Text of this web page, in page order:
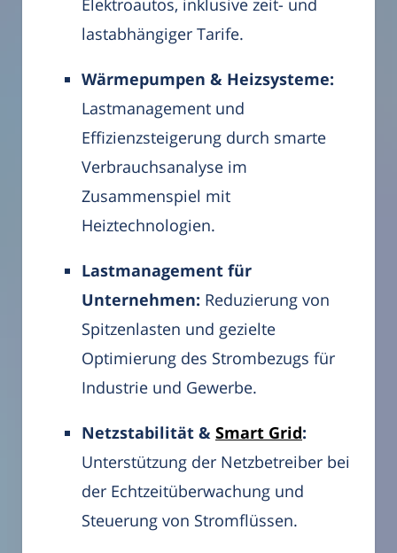
Elektroautos, inklusive zeit- und
lastabhängiger Tarife.
Wärmepumpen & Heizsysteme:
Lastmanagement und
Effizienzsteigerung durch smarte
Verbrauchsanalyse im
Zusammenspiel mit
Heiztechnologien.
Lastmanagement für
Unternehmen: Reduzierung von
Spitzenlasten und gezielte
Optimierung des Strombezugs für
Industrie und Gewerbe.
Netzstabilität & Smart Grid:
Unterstützung der Netzbetreiber bei
der Echtzeitüberwachung und
Steuerung von Stromflüssen.